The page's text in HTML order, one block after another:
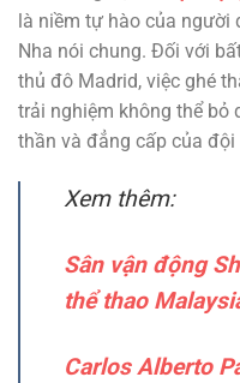
là niềm tự hào của người
Nha nói chung. Đối với
thủ đô Madrid, việc ghé
trải nghiệm không thể bỏ
thần và đẳng cấp của
Xem thêm:
Sân vận động
thể thao
Carlos Alberto